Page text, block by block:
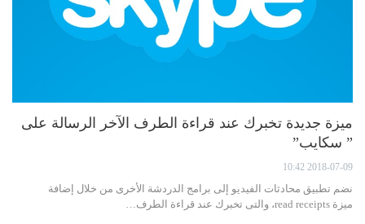
ميزة جديدة تخبرك عند قراءة الطرف الآخر الرسالة على
” سكايب”
2018-07-09 10:42
نضم تطبيق محادثات الفيديو إلى برامج الدردشة الأخرى من خلال إضافة
ميزة read receipts، والتى تخبرك عند قراءة الطرف…